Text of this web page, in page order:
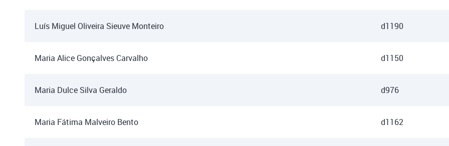
Luís Miguel Oliveira Sieuve Monteiro d1190
Maria Alice Gonçalves Carvalho d1150
Maria Dulce Silva Geraldo d976
Maria Fátima Malveiro Bento d1162